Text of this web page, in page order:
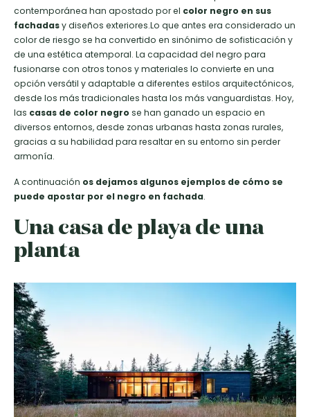
contemporánea han apostado por el color negro en sus
fachadasy diseños exteriores.Lo que antes era considerado un
color de riesgo se ha convertido en sinónimo de sofisticación y
de una estética atemporal. La capacidad del negro para
fusionarse con otros tonos y materiales lo convierte en una
opción versátil y adaptable a diferentes estilos arquitectónicos,
desde los más tradicionales hasta los más vanguardistas. Hoy,
las casas de color negro se han ganado un espacio en
diversos entornos, desde zonas urbanas hasta zonas rurales,
gracias a su habilidad para resaltar en su entorno sin perder
armonía.
A continuación os dejamos algunos ejemplos de cómo se
puede apostar por el negro en fachada.
Una casa de playa de una
planta